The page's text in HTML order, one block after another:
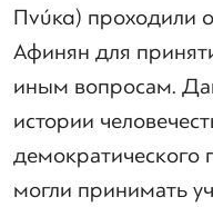
Πνύκα) проходили
Афинян для
иным вопросам.
истории
демократического
могли принимать